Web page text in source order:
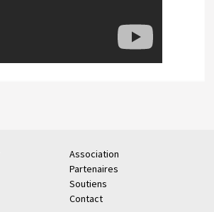
Association
Partenaires
Soutiens
Contact